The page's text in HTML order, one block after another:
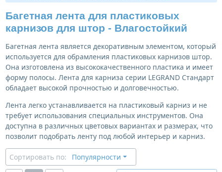
Багетная лента для пластиковых
карнизов для штор - Влагостойкий
Багетная лента является декоративным элементом, который
используется для обрамления пластиковых карнизов штор.
Она изготовлена из высококачественного пластика и имеет
форму полосы. Лента для карниза серии LEGRAND Стандарт
обладает высокой прочностью и долговечностью.
Лента легко устанавливается на пластиковый карниз и не
требует использования специальных инструментов. Она
доступна в различных цветовых вариантах и размерах, что
позволит подобрать ленту под любой интерьер и карниз.
Сортировать по: Популярности